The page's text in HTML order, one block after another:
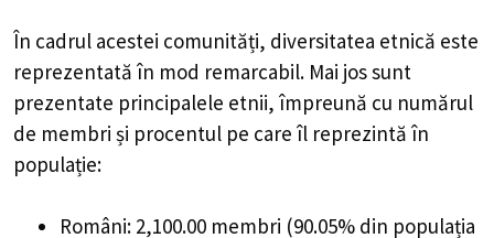
În cadrul acestei comunități, diversitatea etnică este
reprezentată în mod remarcabil. Mai jos sunt
prezentate principalele etnii, împreună cu numărul
de membri și procentul pe care îl reprezintă în
populație:
Români: 2,100.00 membri (90.05% din populația